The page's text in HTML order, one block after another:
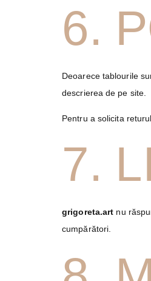
6.
Deoarece tablourile
descrierea de pe site.
Pentru a solicita
7.
grigoreta.art nu
cumpărători.